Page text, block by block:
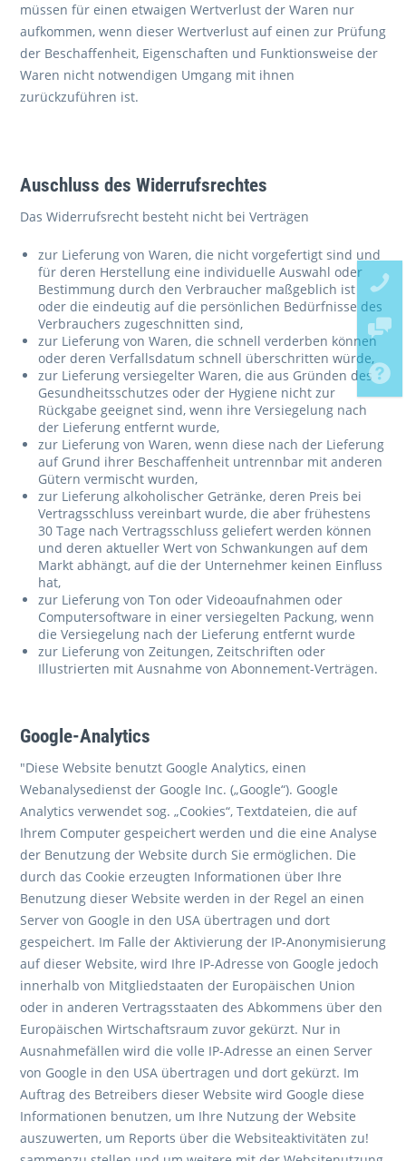
müssen für einen etwaigen Wertverlust der Waren nur
aufkommen, wenn dieser Wertverlust auf einen zur Prüfung
der Beschaffenheit, Eigenschaften und Funktionsweise der
Waren nicht notwendigen Umgang mit ihnen
zurückzuführen ist.
Auschluss des Widerrufsrechtes
Das Widerrufsrecht besteht nicht bei Verträgen
zur Lieferung von Waren, die nicht vorgefertigt sind und
für deren Herstellung eine individuelle Auswahl oder
Bestimmung durch den Verbraucher maßgeblich ist
oder die eindeutig auf die persönlichen Bedürfnisse des
Verbrauchers zugeschnitten sind,
zur Lieferung von Waren, die schnell verderben können
oder deren Verfallsdatum schnell überschritten würde,
zur Lieferung versiegelter Waren, die aus Gründen des
Gesundheitsschutzes oder der Hygiene nicht zur
Rückgabe geeignet sind, wenn ihre Versiegelung nach
der Lieferung entfernt wurde,
zur Lieferung von Waren, wenn diese nach der Lieferung
auf Grund ihrer Beschaffenheit untrennbar mit anderen
Gütern vermischt wurden,
zur Lieferung alkoholischer Getränke, deren Preis bei
Vertragsschluss vereinbart wurde, die aber frühestens
30 Tage nach Vertragsschluss geliefert werden können
und deren aktueller Wert von Schwankungen auf dem
Markt abhängt, auf die der Unternehmer keinen Einfluss
hat,
zur Lieferung von Ton oder Videoaufnahmen oder
Computersoftware in einer versiegelten Packung, wenn
die Versiegelung nach der Lieferung entfernt wurde
zur Lieferung von Zeitungen, Zeitschriften oder
Illustrierten mit Ausnahme von Abonnement-Verträgen.
Google-Analytics
"Diese Website benutzt Google Analytics, einen
Webanalysedienst der Google Inc. („Google“). Google
Analytics verwendet sog. „Cookies“, Textdateien, die auf
Ihrem Computer gespeichert werden und die eine Analyse
der Benutzung der Website durch Sie ermöglichen. Die
durch das Cookie erzeugten Informationen über Ihre
Benutzung dieser Website werden in der Regel an einen
Server von Google in den USA übertragen und dort
gespeichert. Im Falle der Aktivierung der IP-Anonymisierung
auf dieser Website, wird Ihre IP-Adresse von Google jedoch
innerhalb von Mitgliedstaaten der Europäischen Union
oder in anderen Vertragsstaaten des Abkommens über den
Europäischen Wirtschaftsraum zuvor gekürzt. Nur in
Ausnahmefällen wird die volle IP-Adresse an einen Server
von Google in den USA übertragen und dort gekürzt. Im
Auftrag des Betreibers dieser Website wird Google diese
Informationen benutzen, um Ihre Nutzung der Website
auszuwerten, um Reports über die Websiteaktivitäten zu!